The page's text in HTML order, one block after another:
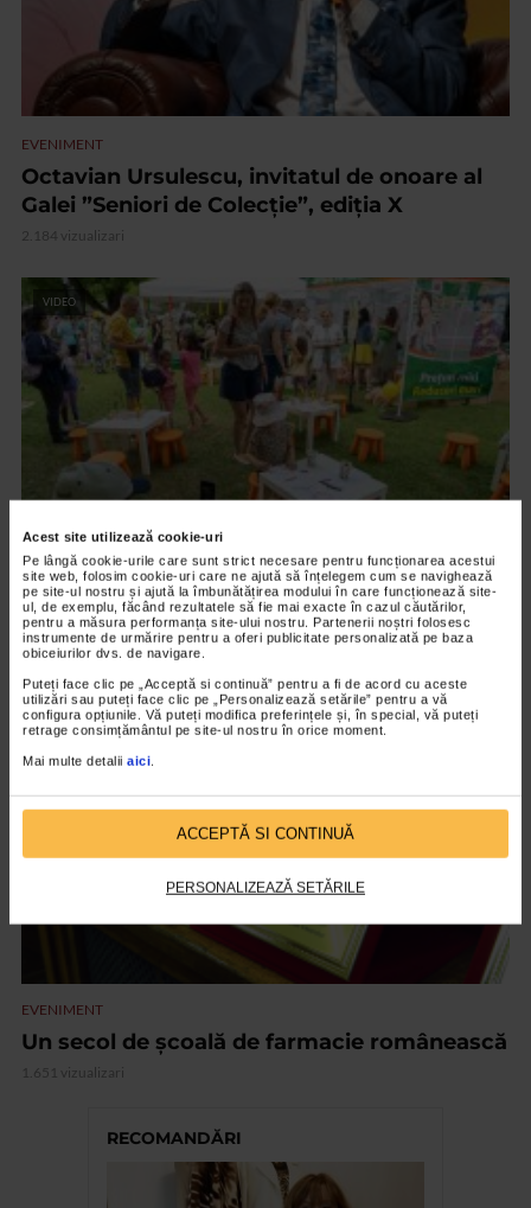
Acest site utilizează cookie-uri
Pe lângă cookie-urile care sunt strict necesare pentru funcționarea acestui
site web, folosim cookie-uri care ne ajută să înțelegem cum se navighează
pe site-ul nostru și ajută la îmbunătățirea modului în care funcționează site-
ul, de exemplu, făcând rezultatele să fie mai exacte în cazul căutărilor,
pentru a măsura performanța site-ului nostru. Partenerii noștri folosesc
instrumente de urmărire pentru a oferi publicitate personalizată pe baza
obiceiurilor dvs. de navigare.
Puteți face clic pe „Acceptă si continuă” pentru a fi de acord cu aceste
utilizări sau puteți face clic pe „Personalizează setările” pentru a vă
configura opțiunile. Vă puteți modifica preferințele și, în special, vă puteți
retrage consimțământul pe site-ul nostru în orice moment.
Mai multe detalii aici.
ACCEPTĂ SI CONTINUĂ
PERSONALIZEAZĂ SETĂRILE
EVENIMENT
Octavian Ursulescu, invitatul de onoare al
Galei ”Seniori de Colecție”, ediția X
2.184 vizualizari
VIDEO
EVENIMENT,TOATE
Catena – Farmacia inimii, partener strategic
al Forbes Kids FAMILYathlon
VIDEO
EVENIMENT
Un secol de școală de farmacie românească
1.651 vizualizari
RECOMANDĂRI